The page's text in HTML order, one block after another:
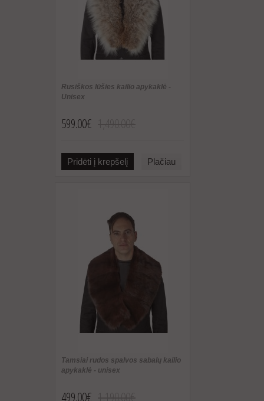
Rusiškos lūšies kailio apykaklė -
Unisex
599.00€
Pridėti į krepšelį Plačiau
Tamsiai rudos spalvos sabalų kailio
apykaklė - unisex
499.00€